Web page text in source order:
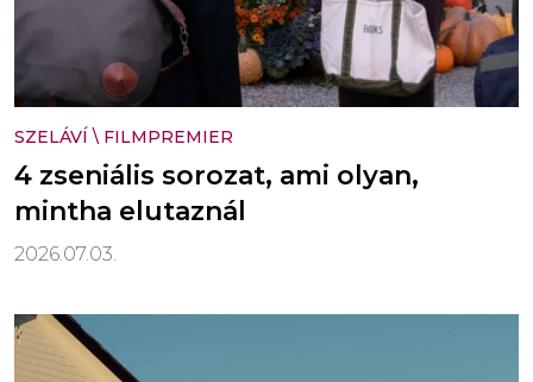
SZELÁVÍ \ FILMPREMIER
4 zseniális sorozat, ami olyan,
mintha elutaznál
2026.07.03.